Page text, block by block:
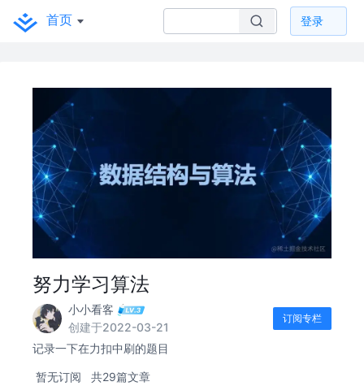
首页 登录
努力学习算法
小小看客
创建于2022-03-21
订阅专栏
记录一下在力扣中刷的题目
暂无订阅 共29篇文章